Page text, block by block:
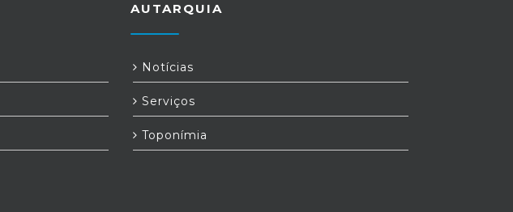
AUTARQUIA
Notícias
Serviços
Toponímia